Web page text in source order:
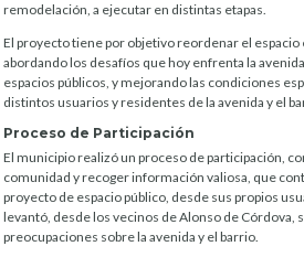
remodelación, a ejecutar en distintas etapas.
El proyecto tiene por objetivo reordenar el espacio
abordando los desafíos que hoy enfrenta la
espacios públicos, y mejorando las condiciones
distintos usuarios y residentes de la avenida y el
Proceso de Participación
El municipio realizó un proceso de participación,
comunidad y recoger información valiosa, que
proyecto de espacio público, desde sus propios
levantó, desde los vecinos de Alonso de Córdova,
preocupaciones sobre la avenida y el barrio.